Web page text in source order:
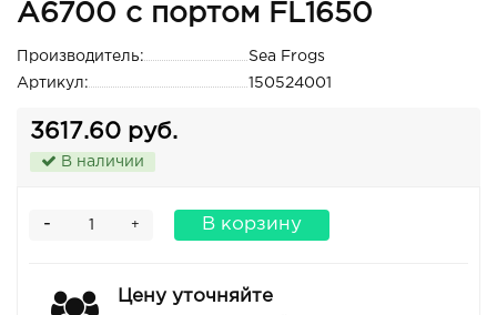
A6700 с портом FL1650
Производитель:
Sea Frogs
Артикул:
150524001
3617.60 руб.
В наличии
+
- В корзину
Цену уточняйте